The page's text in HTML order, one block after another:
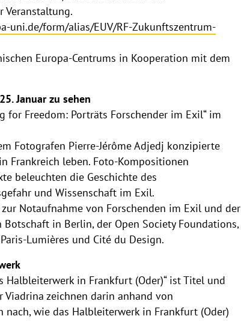
Veranstaltung.
uni.de/form/alias/EUV/RF-Zukunftszentrum-
Europa-Centrums in Kooperation mit dem
Januar zu sehen
for Freedom: Porträts Forschender im Exil“ im
Fotografen Pierre-Jérôme Adjedj konzipierte
Frankreich leben. Foto-Kompositionen
beleuchten die Geschichte des
und Wissenschaft im Exil.
Notaufnahme von Forschenden im Exil und der
in Berlin, der Open Society Foundations,
Lumières und Cité du Design.
Halbleiterwerk in Frankfurt (Oder)“ ist Titel und
zeichnen darin anhand von
nach, wie das Halbleiterwerk in Frankfurt (Oder)